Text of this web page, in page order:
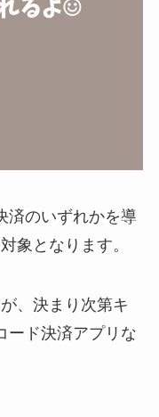
済のいずれかを導
象となります。
、決まり次第キ
ード決済アプリな